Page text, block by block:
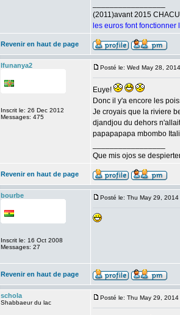
(2011)avant 2015
les euros font fonctionner
Revenir en haut de page
Ifunanya2
Inscrit le: 26 Dec 2012
Messages: 475
Posté le: Wed May 28,
Euye!
Donc il y'a encore les
Je croyais que la riviere
djandjou du dehors
papapapapa mbombo
Que mis ojos se
Revenir en haut de page
bourbe
Inscrit le: 16 Oct 2008
Messages: 27
Posté le: Thu May 29, 2014
Revenir en haut de page
schola
Shabbaeur du lac
Posté le: Thu May 29, 2014